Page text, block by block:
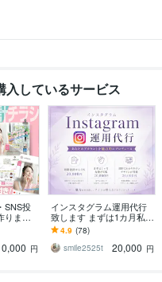
入しているサービス
SNS投
ます
正回
円
インスタグラム運用代行
致します まずは1カ月私共
へお任せ下さい。
4.9 (78)
smile2525t
20,000 円